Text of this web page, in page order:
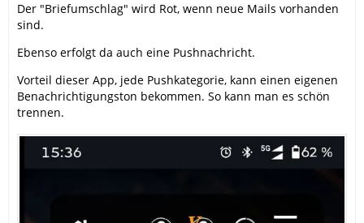
Der "Briefumschlag" wird Rot, wenn neue Mails vorhanden
sind.
Ebenso erfolgt da auch eine Pushnachricht.
Vorteil dieser App, jede Pushkategorie, kann einen eigenen
Benachrichtigungston bekommen. So kann man es schön
trennen.